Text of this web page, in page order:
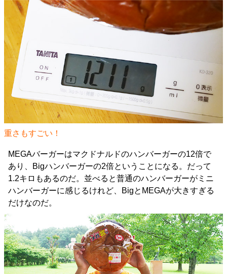
重さもすごい！
MEGAバーガーはマクドナルドのハンバーガーの12倍で
あり、Bigハンバーガーの2倍ということになる。だって
1.2キロもあるのだ。並べると普通のハンバーガーがミニ
ハンバーガーに感じるけれど、BigとMEGAが大きすぎる
だけなのだ。